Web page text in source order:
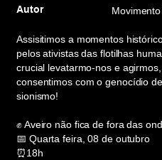
Autor
Assisitimos a momentos
pelos ativistas das flotilhas
crucial levatarmo-nos e
consentimos com o genocídio
sionismo!
✊ Aveiro não fica de fora das
📅 Quarta feira, 08 de outubro
⏰18h